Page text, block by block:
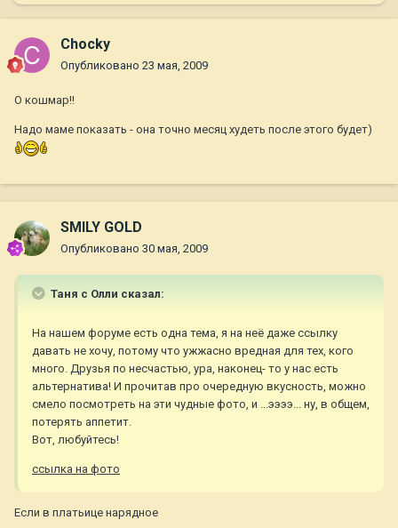
Chocky
Опубликовано 23 мая, 2009
О кошмар!!
Надо маме показать - она точно месяц худеть после этого будет)
SMILY GOLD
Опубликовано 30 мая, 2009
Таня с Олли сказал:
На нашем форуме есть одна тема, я на неё даже ссылку
давать не хочу, потому что ужжасно вредная для тех, кого
много. Друзья по несчастью, ура, наконец- то у нас есть
альтернатива! И прочитав про очередную вкусность, можно
смело посмотреть на эти чудные фото, и ...ээээ... ну, в общем,
потерять аппетит.
Вот, любуйтесь!
ссылка на фото
Если в платьице нарядное